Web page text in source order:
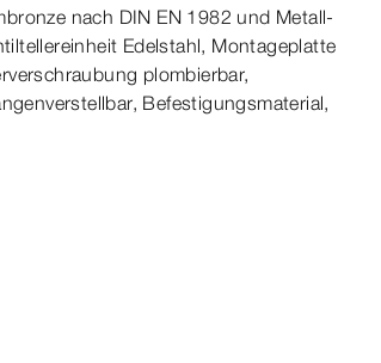
nach DIN EN 1982 und Metall-​
Edelstahl, Montageplatte
verschraubung plombierbar,
Befesti­gungsmaterial,